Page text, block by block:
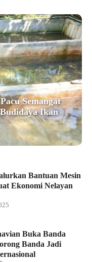
Semangat
Ikan
Bantuan Mesin
Ekonomi Nelayan
Buka Banda
Banda Jadi